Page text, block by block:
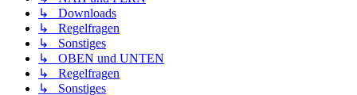
↳ Downloads
↳ Regelfragen
↳ Sonstiges
↳ OBEN und UNTEN
↳ Regelfragen
↳ Sonstiges